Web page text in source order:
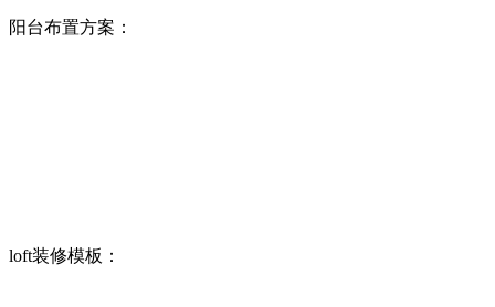
阳台布置方案：
loft装修模板：